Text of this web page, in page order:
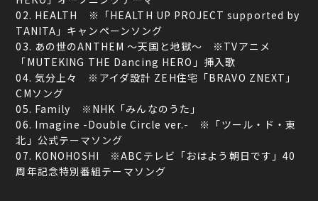
02. HEALTH ※「HEALTH UP PROJECT supported by
TANITA」キャンペーンソング
03. あの世のANTHEM ～天国と地獄～ ※TVアニメ
「MUTEKING THE Dancing HERO」挿入歌
04. 気分上々 ※アイダ設計 ZEH住宅「BRAVO ZNEXT」
CMソング
05. Family ※NHK「みんなのうた」
06. Imagine -Double Circle ver.- ※「ツール・ド・東
北」公式テーマソング
07. KONOHOSHI ※ABCテレビ「おはよう朝日です」40
周年記念特別番組テーマソング